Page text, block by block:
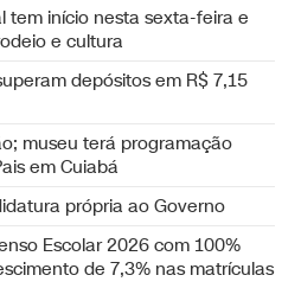
tem início nesta sexta-feira e
e cultura
depósitos em R$ 7,15
museu terá programação
em Cuiabá
própria ao Governo
Escolar 2026 com 100%
de 7,3% nas matrículas